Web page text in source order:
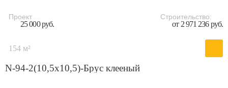
Проект
25 000 руб.
Строительство:
от 2 971 236 руб.
154 м²
N-94-2(10,5х10,5)-Брус клееный